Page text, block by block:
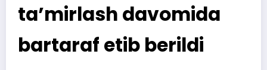
ta’mirlash davomida
bartaraf etib berildi